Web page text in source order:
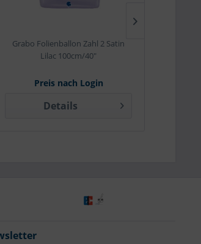
Grabo Folienballon Zahl 2 Satin
Lilac 100cm/40"
Preis nach Login
Details